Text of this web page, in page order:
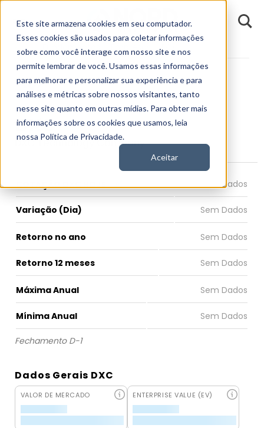
Este site armazena cookies em seu computador.
Esses cookies são usados para coletar informações
sobre como você interage com nosso site e nos
permite lembrar de você. Usamos essas informações
para melhorar e personalizar sua experiência e para
análises e métricas sobre nossos visitantes, tanto
nesse site quanto em outras mídias. Para obter mais
informações sobre os cookies que usamos, leia
nossa Política de Privacidade.
Aceitar
Fundamentos DXC
DXC
DXC Technology Company
COTAÇÃO DXC HOJE
Variação (Dia)
Retorno no ano
Retorno 12 meses
Máxima Anual
Mínima Anual
Fechamento D-1
Dados Gerais DXC
VALOR DE MERCADO ENTERPRISE VALUE (EV)